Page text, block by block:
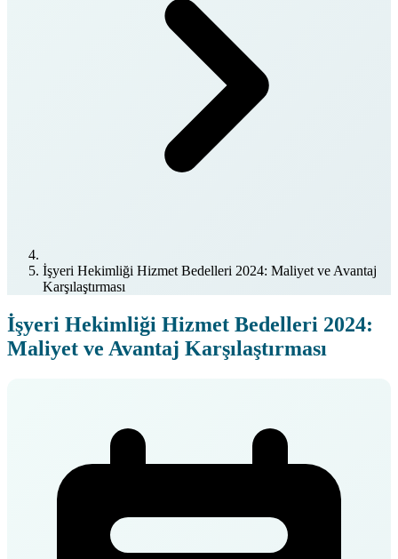
İşyeri Hekimliği Hizmet Bedelleri 2024: Maliyet ve Avantaj
Karşılaştırması
İşyeri Hekimliği Hizmet Bedelleri 2024:
Maliyet ve Avantaj Karşılaştırması